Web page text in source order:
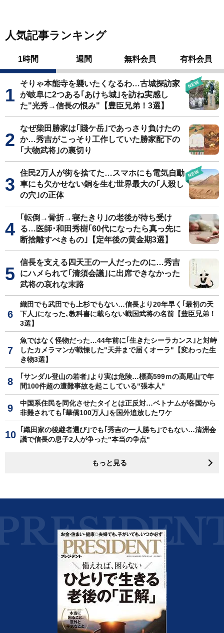
人気記事ランキング
1時間 週間 無料会員 有料会員
そりゃ本能寺を襲いたくなるわ…古城探訪家
が岐阜に2つある｢あけち城｣を訪ね実感し
た"光秀→信長の恨み"【豊臣兄弟！3選】
なぜ柴田勝家は｢賤ケ岳｣であっさり負けたの
か…秀吉がこっそり工作していた勝家配下の
｢大物武将｣の裏切り
住民2万人が街を捨てた…スマホにも電気自動
車にも欠かせない銅を生む世界最大の｢人殺し
の穴｣の正体
｢転倒→骨折→寝たきり｣の老後が待ち受け
る…医師･和田秀樹｢60代になったら真っ先に
断捨離すべきもの｣【定年後の黄金期3選】
信長を支える四天王の一人だったのに…秀吉
にハメられて｢清須会議｣に出席できなかった
武将の哀れな末路
織田でも武田でも上杉でもない…信長より20年早く｢最初の天
下人｣になった､教科書に載らない戦国武将の名前【豊臣兄弟！
3選】
魚ではなく怪物だった…44年前に｢生きたシーラカンス｣と対峙
したカメラマンが戦慄した"天井まで届くオーラ"【変わった生
き物3選】
｢サンダル登山の若者｣より実は危険…標高599ｍの高尾山で年
間100件超の遭難事故を起こしている"張本人"
中国系住民を同化させたタイとは正反対…ベトナムが各国から
非難されても｢華僑100万人｣を国外追放したワケ
｢織田家の後継者選び｣でも｢秀吉の一人勝ち｣でもない…清洲会
議で信長の息子2人が争った"本当の争点"
もっと見る